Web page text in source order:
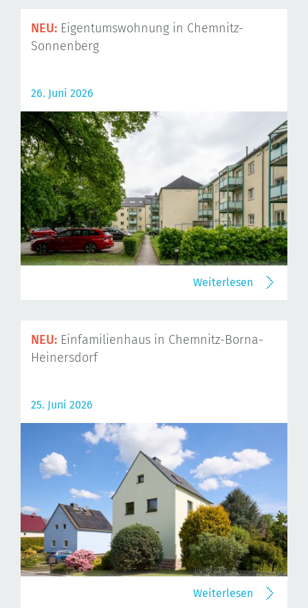
NEU: Eigentumswohnung in Chemnitz-
Sonnenberg
26. Juni 2026
Weiterlesen
NEU: Einfamilienhaus in Chemnitz-Borna-
Heinersdorf
25. Juni 2026
Weiterlesen